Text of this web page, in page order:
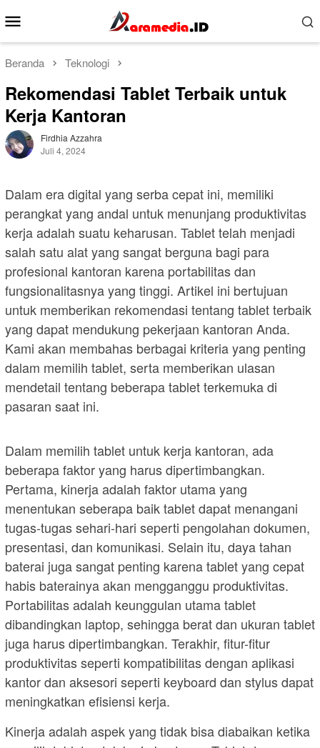
ke
kontenMobile
Beranda Teknologi
Rekomendasi Tablet Terbaik untuk
Kerja Kantoran
Firdhia Azzahra
Juli 4, 2024
Dalam era digital yang serba cepat ini, memiliki
perangkat yang andal untuk menunjang produktivitas
kerja adalah suatu keharusan. Tablet telah menjadi
salah satu alat yang sangat berguna bagi para
profesional kantoran karena portabilitas dan
fungsionalitasnya yang tinggi. Artikel ini bertujuan
untuk memberikan rekomendasi tentang tablet terbaik
yang dapat mendukung pekerjaan kantoran Anda.
Kami akan membahas berbagai kriteria yang penting
dalam memilih tablet, serta memberikan ulasan
mendetail tentang beberapa tablet terkemuka di
pasaran saat ini.
Dalam memilih tablet untuk kerja kantoran, ada
beberapa faktor yang harus dipertimbangkan.
Pertama, kinerja adalah faktor utama yang
menentukan seberapa baik tablet dapat menangani
tugas-tugas sehari-hari seperti pengolahan dokumen,
presentasi, dan komunikasi. Selain itu, daya tahan
baterai juga sangat penting karena tablet yang cepat
habis baterainya akan mengganggu produktivitas.
Portabilitas adalah keunggulan utama tablet
dibandingkan laptop, sehingga berat dan ukuran tablet
juga harus dipertimbangkan. Terakhir, fitur-fitur
produktivitas seperti kompatibilitas dengan aplikasi
kantor dan aksesori seperti keyboard dan stylus dapat
meningkatkan efisiensi kerja.
Kinerja adalah aspek yang tidak bisa diabaikan ketika